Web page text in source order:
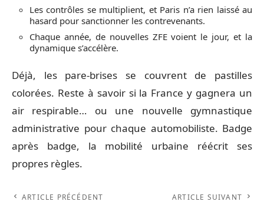
Les contrôles se multiplient, et Paris n’a rien laissé au
hasard pour sanctionner les contrevenants.
Chaque année, de nouvelles ZFE voient le jour, et la
dynamique s’accélère.
Déjà, les pare-brises se couvrent de pastilles
colorées. Reste à savoir si la France y gagnera un
air respirable… ou une nouvelle gymnastique
administrative pour chaque automobiliste. Badge
après badge, la mobilité urbaine réécrit ses
propres règles.
ARTICLE PRÉCÉDENT ARTICLE SUIVANT